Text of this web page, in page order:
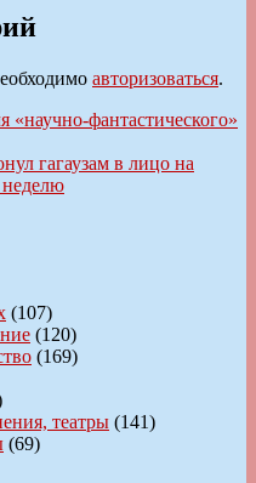
авторизоваться.
«научно-фантастического»
гагаузам в лицо на
неделю
(107)
(120)
(169)
театры (141)
(69)